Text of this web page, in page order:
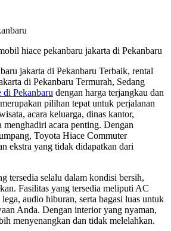
hiace pekanbaru jakarta di Pekanbaru
jakarta di Pekanbaru Terbaik, rental
di Pekanbaru Termurah, Sedang
di Pekanbaru dengan harga terjangkau dan
pilihan tepat untuk perjalanan
acara keluarga, dinas kantor,
menghadiri acara penting. Dengan
Toyota Hiace Commuter
ekstra yang tidak didapatkan dari
tersedia selalu dalam kondisi bersih,
Fasilitas yang tersedia meliputi AC
audio hiburan, serta bagasi luas untuk
Anda. Dengan interior yang nyaman,
menyenangkan dan tidak melelahkan.